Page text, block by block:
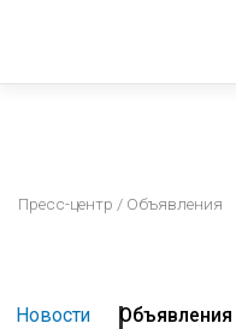
Пресс-центр / Объявления
Новости Объявления